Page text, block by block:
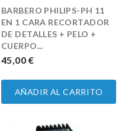
BARBERO PHILIPS-PH 11
EN 1 CARA RECORTADOR
DE DETALLES + PELO +
CUERPO...
PRECIO
45,00 €
AÑADIR AL CARRITO